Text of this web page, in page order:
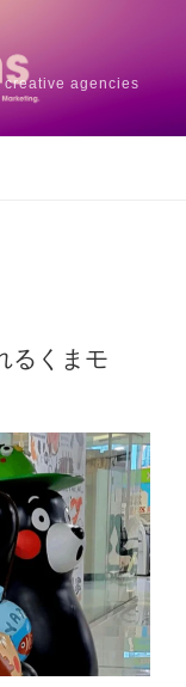
agencies
るくまモ